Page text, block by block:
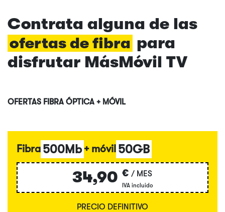
Contrata alguna de las
ofertas de fibra para
disfrutar MásMóvil TV
OFERTAS FIBRA ÓPTICA + MÓVIL
Fibra 500Mb + móvil 50GB
34,90 € / MES
IVA incluido
PRECIO DEFINITIVO